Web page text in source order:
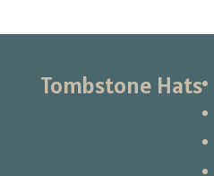
Tombstone Hats